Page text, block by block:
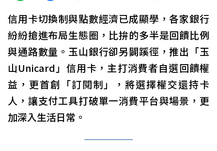
信用卡切換制與點數經濟已成顯學，各家銀行
紛紛搶進布局生態圈，比拚的多半是回饋比例
與通路數量。玉山銀行卻另闢蹊徑，推出「玉
山Unicard」信用卡，主打消費者自選回饋權
益，更首創「訂閱制」，將選擇權交還持卡
人，讓支付工具打破單一消費平台與場景，更
加深入生活日常。